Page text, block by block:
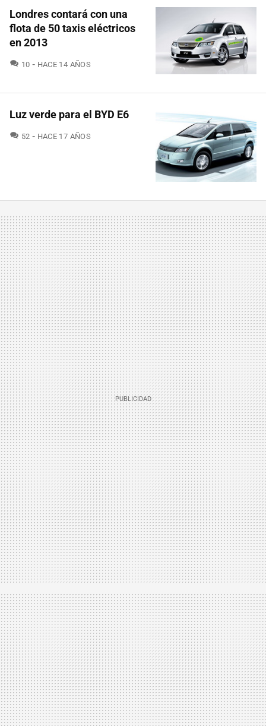
Londres contará con una
flota de 50 taxis eléctricos
en 2013
10 COMENTARIOS
HACE 14 AÑOS
Luz verde para el BYD E6
52 COMENTARIOS
HACE 17 AÑOS